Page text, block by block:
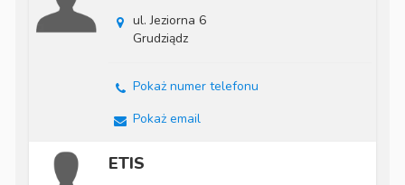
ul. Jeziorna 6
Grudziądz
Pokaż numer telefonu
Pokaż email
ETIS